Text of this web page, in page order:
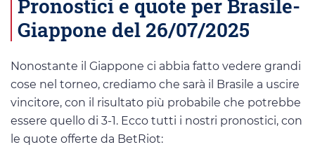
Pronostici e quote per Brasile-
Giappone del 26/07/2025
Nonostante il Giappone ci abbia fatto vedere grandi
cose nel torneo, crediamo che sarà il Brasile a uscire
vincitore, con il risultato più probabile che potrebbe
essere quello di 3-1. Ecco tutti i nostri pronostici, con
le quote offerte da BetRiot: